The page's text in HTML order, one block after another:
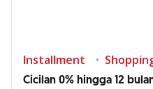
Installment
Cicilan 0% hingga 12